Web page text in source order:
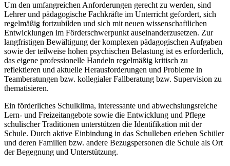
Um den umfangreichen Anforderungen gerecht zu werden, sind
Lehrer und pädagogische Fachkräfte im Unterricht gefordert, sich
regelmäßig fortzubilden und sich mit neuen wissenschaftlichen
Entwicklungen im Förderschwerpunkt auseinanderzusetzen. Zur
langfristigen Bewältigung der komplexen pädagogischen Aufgaben
sowie der teilweise hohen psychischen Belastung ist es erforderlich,
das eigene professionelle Handeln regelmäßig kritisch zu
reflektieren und aktuelle Herausforderungen und Probleme in
Teamberatungen bzw. kollegialer Fallberatung bzw. Supervision zu
thematisieren.
Ein förderliches Schulklima, interessante und abwechslungsreiche
Lern- und Freizeitangebote sowie die Entwicklung und Pflege
schulischer Traditionen unterstützen die Identifikation mit der
Schule. Durch aktive Einbindung in das Schulleben erleben Schüler
und deren Familien bzw. andere Bezugspersonen die Schule als Ort
der Begegnung und Unterstützung.